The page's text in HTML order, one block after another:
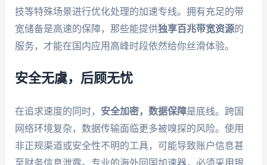
技等特殊场景进行优化处理的加速专线。拥有充足的带
宽储备是高速的保障，那些能提供独享百兆带宽资源的
服务，才能在国内应用高峰时段依然给你丝滑体验。
安全无虞，后顾无忧
在追求速度的同时， 安全加密，数据保障是底线。跨国
网络环境复杂，数据传输面临更多被嗅探的风险。使用
非正规渠道或安全性不明的工具，可能导致账户信息甚
至财务信息泄露。专业的海外回国加速器，必须采用银